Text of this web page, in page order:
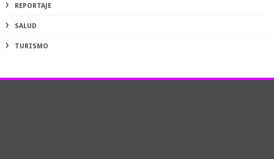
REPORTAJE
SALUD
TURISMO